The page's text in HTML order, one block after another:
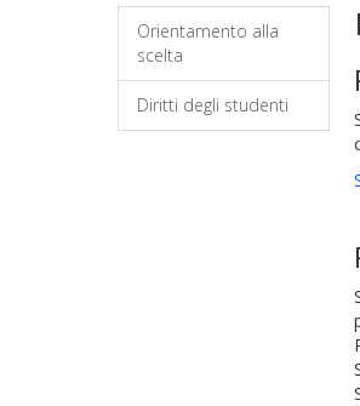
Orientamento alla
scelta
Diritti degli studenti